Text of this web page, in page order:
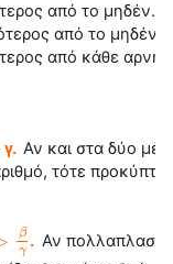
από το μηδέν.
από το μηδέν.
από κάθε
Αν και στα δύο
τότε
β
γ
β γ . Αν